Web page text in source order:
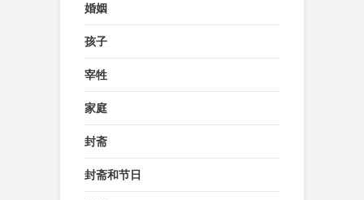
婚姻
孩子
宰牲
家庭
封斋
封斋和节日